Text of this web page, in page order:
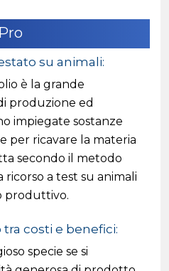
Pro
su animali:
è la grande
produzione ed
impiegate sostanze
per ricavare la materia
secondo il metodo
ricorso a test su animali
produttivo.
costi e benefici:
specie se si